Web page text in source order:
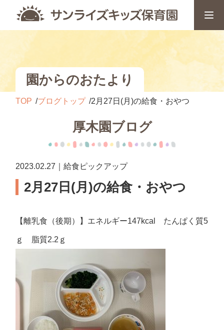
園からのおたより
TOP ブログトップ 2月27日(月)の給食・おやつ
厚木園ブログ
2023.02.27｜給食ピックアップ
2月27日(月)の給食・おやつ
【離乳食（後期）】エネルギー147kcal たんぱく質5
ｇ 脂質2.2ｇ